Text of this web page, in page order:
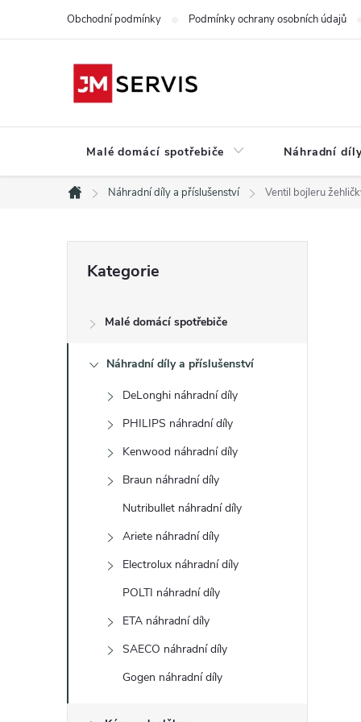
Obchodní podmínky Podmínky ochrany osobních údajů
Malé domácí spotřebiče Náhradní
Domů
Náhradní díly a příslušenství Ventil bojleru
s
n
kategorie
Kategorie
Malé domácí spotřebiče
Náhradní díly a příslušenství
DeLonghi náhradní díly
PHILIPS náhradní díly
Kenwood náhradní díly
Braun náhradní díly
Nutribullet náhradní díly
Ariete náhradní díly
Electrolux náhradní díly
POLTI náhradní díly
ETA náhradní díly
SAECO náhradní díly
Gogen náhradní díly